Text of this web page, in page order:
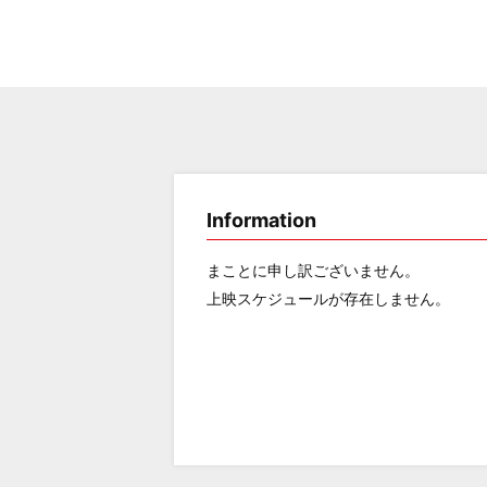
Information
まことに申し訳ございません。
上映スケジュールが存在しません。